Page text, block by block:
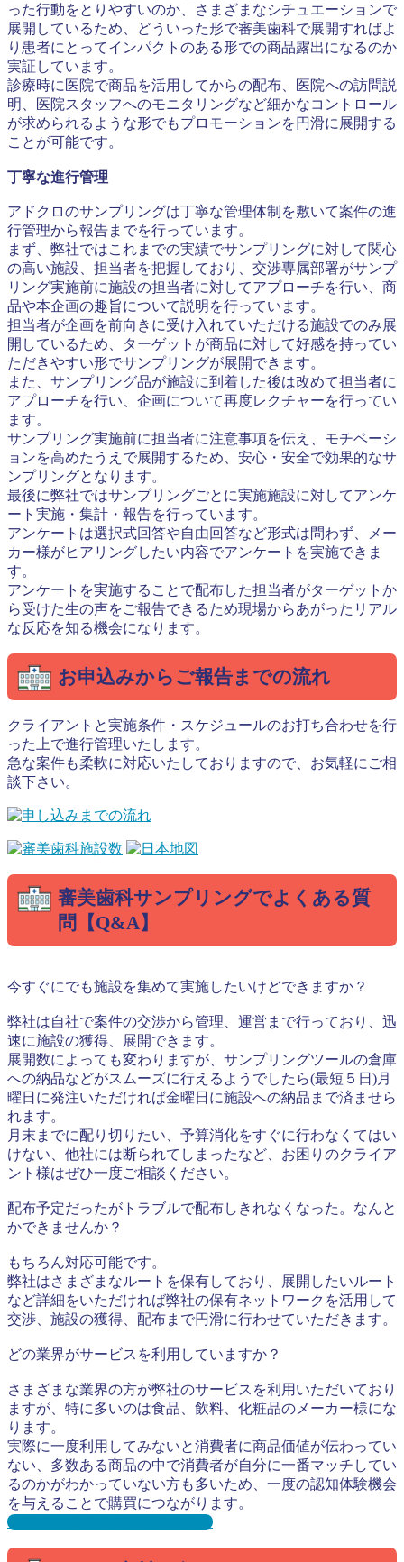
った行動をとりやすいのか、さまざまなシチュエーションで
展開しているため、どういった形で審美歯科で展開すればよ
り患者にとってインパクトのある形での商品露出になるのか
実証しています。
診療時に医院で商品を活用してからの配布、医院への訪問説
明、医院スタッフへのモニタリングなど細かなコントロール
が求められるような形でもプロモーションを円滑に展開する
ことが可能です。
丁寧な進行管理
アドクロのサンプリングは丁寧な管理体制を敷いて案件の進
行管理から報告までを行っています。
まず、弊社ではこれまでの実績でサンプリングに対して関心
の高い施設、担当者を把握しており、交渉専属部署がサンプ
リング実施前に施設の担当者に対してアプローチを行い、商
品や本企画の趣旨について説明を行っています。
担当者が企画を前向きに受け入れていただける施設でのみ展
開しているため、ターゲットが商品に対して好感を持ってい
ただきやすい形でサンプリングが展開できます。
また、サンプリング品が施設に到着した後は改めて担当者に
アプローチを行い、企画について再度レクチャーを行ってい
ます。
サンプリング実施前に担当者に注意事項を伝え、モチベーシ
ョンを高めたうえで展開するため、安心・安全で効果的なサ
ンプリングとなります。
最後に弊社ではサンプリングごとに実施施設に対してアンケ
ート実施・集計・報告を行っています。
アンケートは選択式回答や自由回答など形式は問わず、メー
カー様がヒアリングしたい内容でアンケートを実施できま
す。
アンケートを実施することで配布した担当者がターゲットか
ら受けた生の声をご報告できるため現場からあがったリアル
な反応を知る機会になります。
お申込みからご報告までの流れ
クライアントと実施条件・スケジュールのお打ち合わせを行
った上で進行管理いたします。
急な案件も柔軟に対応いたしておりますので、お気軽にご相
談下さい。
審美歯科サンプリングでよくある質
問【Q&A】
今すぐにでも施設を集めて実施したいけどできますか？
弊社は自社で案件の交渉から管理、運営まで行っており、迅
速に施設の獲得、展開できます。
展開数によっても変わりますが、サンプリングツールの倉庫
への納品などがスムーズに行えるようでしたら(最短５日)月
曜日に発注いただければ金曜日に施設への納品まで済ませら
れます。
月末までに配り切りたい、予算消化をすぐに行わなくてはい
けない、他社には断られてしまったなど、お困りのクライア
ント様はぜひ一度ご相談ください。
配布予定だったがトラブルで配布しきれなくなった。なんと
かできませんか？
もちろん対応可能です。
弊社はさまざまなルートを保有しており、展開したいルート
など詳細をいただければ弊社の保有ネットワークを活用して
交渉、施設の獲得、配布まで円滑に行わせていただきます。
どの業界がサービスを利用していますか？
さまざまな業界の方が弊社のサービスを利用いただいており
ますが、特に多いのは食品、飲料、化粧品のメーカー様にな
ります。
実際に一度利用してみないと消費者に商品価値が伝わってい
ない、多数ある商品の中で消費者が自分に一番マッチしてい
るのかがわかっていない方も多いため、一度の認知体験機会
を与えることで購買につながります。
【Q&A】よくある質問はこちら